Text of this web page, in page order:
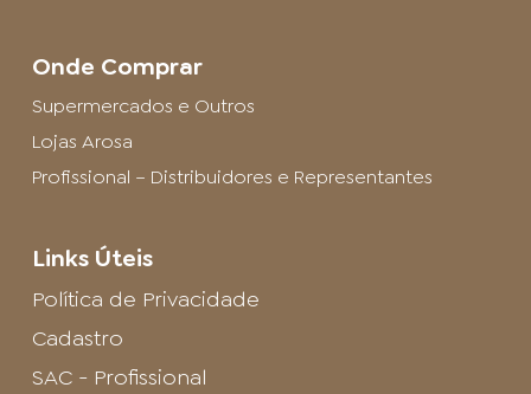
Onde Comprar
Supermercados e Outros
Lojas Arosa
Profissional – Distribuidores e Representantes
Links Úteis
Política de Privacidade
Cadastro
SAC - Profissional